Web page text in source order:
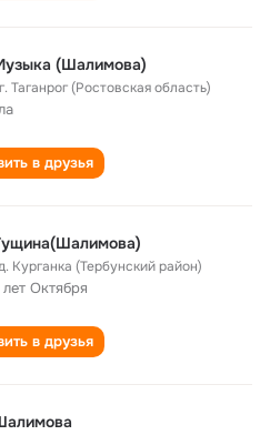
(Шалимова)
г. Таганрог (Ростовская область)
в друзья
Курганка (Тербунский район)
Октября
в друзья